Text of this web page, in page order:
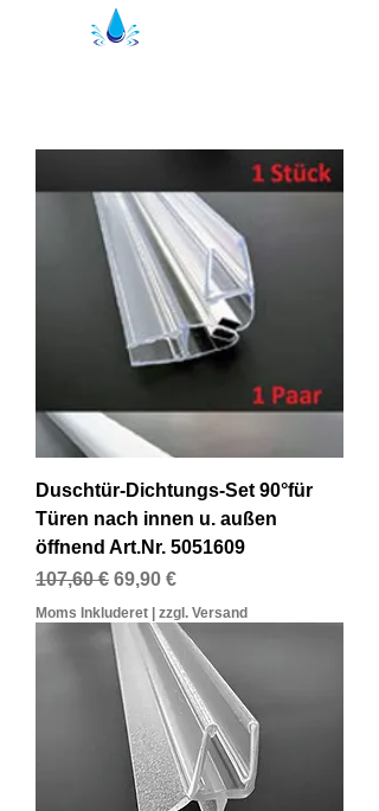
Duschtür-Dichtungs-Set 90°für
Türen nach innen u. außen
öffnend Art.Nr. 5051609
Regulær pris
107,60 € Salgspris
69,90 €
Moms Inkluderet zzgl. Versand